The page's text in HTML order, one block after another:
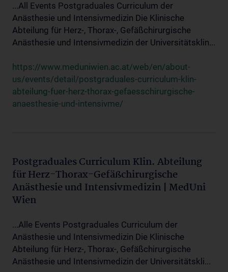
...All Events Postgraduales Curriculum der
Anästhesie und Intensivmedizin Die Klinische
Abteilung für Herz-, Thorax-, Gefäßchirurgische
Anästhesie und Intensivmedizin der Universitätsklin...
https://www.meduniwien.ac.at/web/en/about-
us/events/detail/postgraduales-curriculum-klin-
abteilung-fuer-herz-thorax-gefaesschirurgische-
anaesthesie-und-intensivme/
Postgraduales Curriculum Klin. Abteilung
für Herz-Thorax-Gefäßchirurgische
Anästhesie und Intensivmedizin | MedUni
Wien
...Alle Events Postgraduales Curriculum der
Anästhesie und Intensivmedizin Die Klinische
Abteilung für Herz-, Thorax-, Gefäßchirurgische
Anästhesie und Intensivmedizin der Universitätskli...